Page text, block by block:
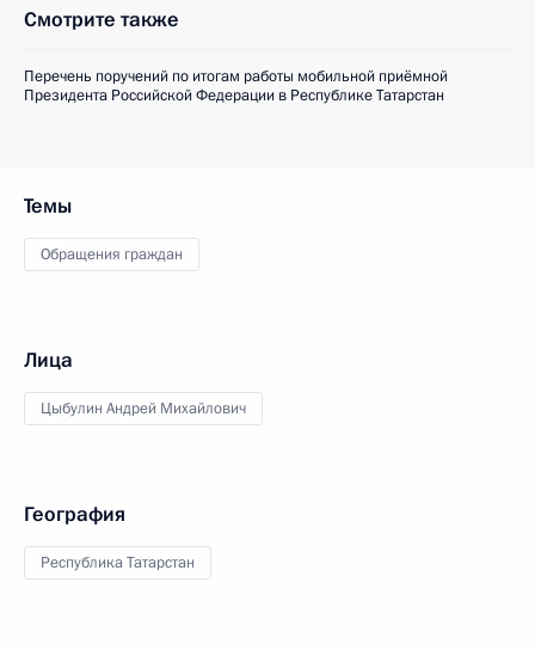
Смотрите также
Перечень поручений по итогам работы мобильной приёмной
Президента Российской Федерации в Республике Татарстан
Темы
Обращения граждан
Лица
Цыбулин Андрей Михайлович
География
Республика Татарстан